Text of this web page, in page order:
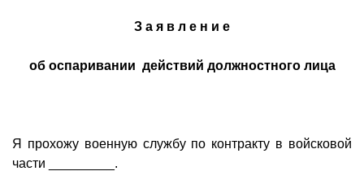
З а я в л е н и е
об оспаривании действий должностного лица
Я прохожу военную службу по контракту в войсковой
части _________.